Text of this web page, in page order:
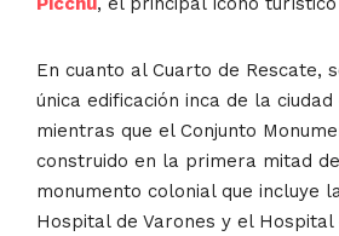
En cuanto al Cuarto de Rescate,
única edificación inca de la
mientras que el Conjunto
construido en la primera mitad
monumento colonial que incluye
Hospital de Varones y el Hospital